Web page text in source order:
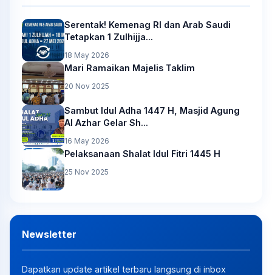
Serentak! Kemenag RI dan Arab Saudi
Tetapkan 1 Zulhijja...
18 May 2026
Mari Ramaikan Majelis Taklim
20 Nov 2025
Sambut Idul Adha 1447 H, Masjid Agung
Al Azhar Gelar Sh...
16 May 2026
Pelaksanaan Shalat Idul Fitri 1445 H
25 Nov 2025
Newsletter
Dapatkan update artikel terbaru langsung di inbox